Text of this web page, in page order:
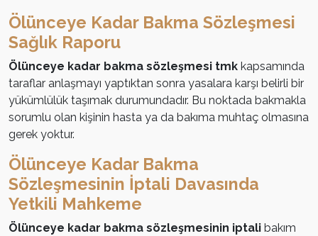
Ölünceye Kadar Bakma Sözleşmesi
Sağlık Raporu
Ölünceye kadar bakma sözleşmesi tmk kapsamında
taraflar anlaşmayı yaptıktan sonra yasalara karşı belirli bir
yükümlülük taşımak durumundadır. Bu noktada bakmakla
sorumlu olan kişinin hasta ya da bakıma muhtaç olmasına
gerek yoktur.
Ölünceye Kadar Bakma
Sözleşmesinin İptali Davasında
Yetkili Mahkeme
Ölünceye kadar bakma sözleşmesinin iptali bakım